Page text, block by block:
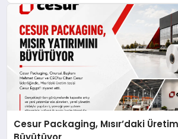
Cesur Packaging, Mısır’daki